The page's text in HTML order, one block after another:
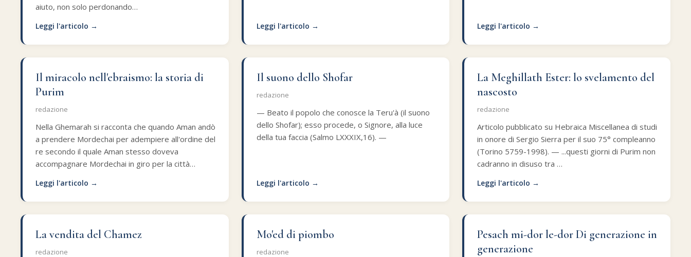
aiuto, non solo perdonando…
Leggi l'articolo → Leggi l'articolo → Leggi l'articolo →
Il miracolo nell'ebraismo: la storia di
Purim
redazione
Nella Ghemarah si racconta che quando Aman andò
a prendere Mordechai per adempiere all'ordine del
re secondo il quale Aman stesso doveva
accompagnare Mordechai in giro per la città…
Leggi l'articolo →
Il suono dello Shofar
redazione
— Beato il popolo che conosce la Teru'à (il suono
dello Shofar); esso procede, o Signore, alla luce
della tua faccia (Salmo LXXXIX,16). —
Leggi l'articolo →
La Meghillath Ester: lo svelamento del
nascosto
redazione
Articolo pubblicato su Hebraica Miscellanea di studi
in onore di Sergio Sierra per il suo 75° compleanno
(Torino 5759-1998). — ...questi giorni di Purim non
cadranno in disuso tra …
Leggi l'articolo →
La vendita del Chamez
redazione
Mo'ed di piombo
redazione
Pesach mi-dor le-dor Di generazione in
generazione